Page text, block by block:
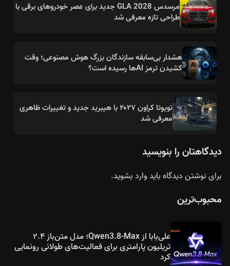
مرسدس GLA 2028 جدید برای عصر خودروهای برقی با
طراحی تازه معرفی شد
هشدار بی‌سابقه سازندگان بزرگ هوش مصنوعی؛ وقت
کشیدن ترمز AIها رسیده است؟
تویوتا کراون ۲۰۲۷ با هیبرید جدید و تغییرات ظاهری
معرفی شد
دیدگاهتان را بنویسید
برای نوشتن دیدگاه بایدوارد بشوید.
محبوب‌ترین
علی‌بابا از Qwen3.8-Max؛ مدل متن‌باز ۲.۴
تریلیون پارامتری برای فعالیت‌های طولانی رونمایی
کرد